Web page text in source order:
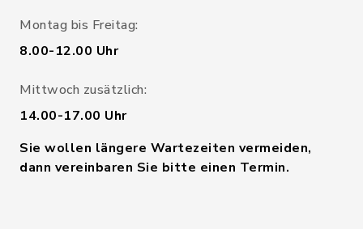
Montag bis Freitag:
8.00-12.00 Uhr
Mittwoch zusätzlich:
14.00-17.00 Uhr
Sie wollen längere Wartezeiten vermeiden,
dann vereinbaren Sie bitte einen Termin.